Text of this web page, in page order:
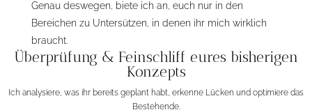
Genau deswegen, biete ich an, euch nur in den
Bereichen zu Untersützen, in denen ihr mich wirklich
braucht.
Überprüfung & Feinschliff eures bisherigen
Konzepts
Ich analysiere, was ihr bereits geplant habt, erkenne Lücken und optimiere das
Bestehende.